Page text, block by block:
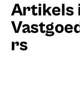
Artikels
rs